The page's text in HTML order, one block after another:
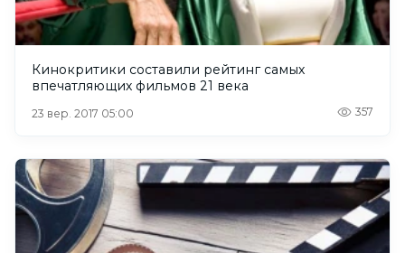
Кинокритики составили рейтинг самых
впечатляющих фильмов 21 века
23 вер. 2017 05:00 357